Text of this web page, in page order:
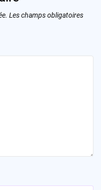
Les champs obligatoires